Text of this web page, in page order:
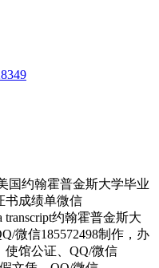
国约翰霍普金斯大学毕业
书成绩单微信
transcript约翰霍普金斯大
微信185572498制作，办
使馆公证、QQ/微信